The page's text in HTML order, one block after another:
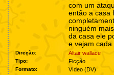
com um
então a casa
ninguém
da casa ele
e vejam
Direção: Altair wallace
Tipo: Ficção
Formato: Vídeo (DV)